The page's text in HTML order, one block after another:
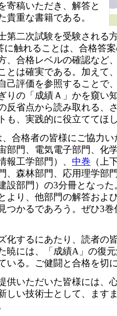
寄稿いただき、解答と
貴重な書籍である。
第二次試験を受験される
に触れることは、合格答
、合格レベルの確認など
とは確実である。加えて
己評価を参照することで
りの「成績Ａ」かを窺い
反省点から読み取れる、
も、実践的に役立ててほ
合格者の皆様にご協力
部門、電気電子部門、化
報工学部門）、 中巻 （上
、森林部門、応用理学部
建設部門）の3分冊となっ
より、他部門の解答およ
つかるであろう。ぜひ3
化するにあたり、読者の
暁には、「成績A」の復
いる。ご健闘と合格を切
供いただいた皆様には、
しい技術士として、ます